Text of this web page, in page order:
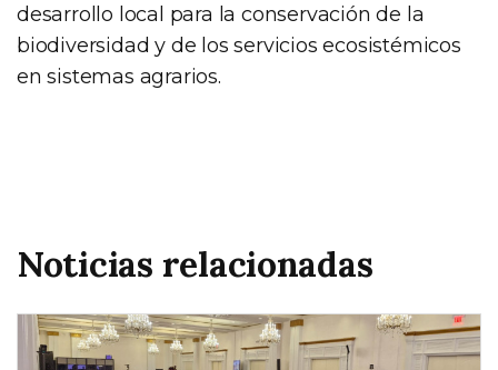
desarrollo local para la conservación de la
biodiversidad y de los servicios ecosistémicos
en sistemas agrarios.
Noticias relacionadas